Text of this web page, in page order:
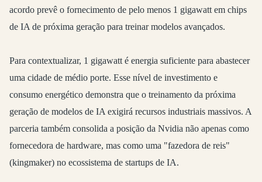
acordo prevê o fornecimento de pelo menos 1 gigawatt em chips
de IA de próxima geração para treinar modelos avançados.
Para contextualizar, 1 gigawatt é energia suficiente para abastecer
uma cidade de médio porte. Esse nível de investimento e
consumo energético demonstra que o treinamento da próxima
geração de modelos de IA exigirá recursos industriais massivos. A
parceria também consolida a posição da Nvidia não apenas como
fornecedora de hardware, mas como uma "fazedora de reis"
(kingmaker) no ecossistema de startups de IA.